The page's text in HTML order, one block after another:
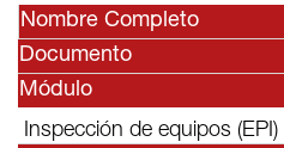
Nombre Completo
Documento
Módulo
Inspección de equipos (EPI)